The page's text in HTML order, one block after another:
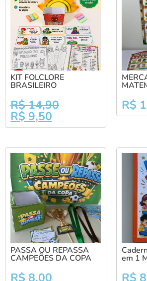
KIT FOLCLORE
BRASILEIRO
R$14,90
R$ 9,50
R$
PASSA OU REPASSA
CAMPEÕES DA COPA
R$ 8,00
em 1
R$